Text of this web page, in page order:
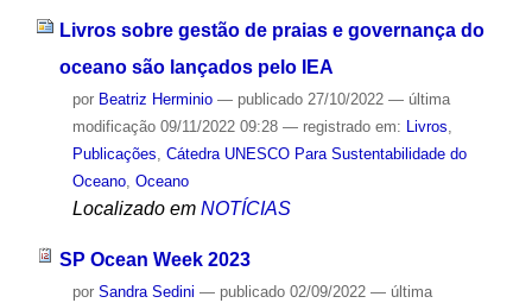
Livros sobre gestão de praias e governança do
oceano são lançados pelo IEA
por Beatriz Herminio — publicado27/10/2022 — última
modificação09/11/2022 09:28 — registrado em: Livros,
Publicações, Cátedra UNESCO Para Sustentabilidade do
Oceano, Oceano
Localizado em NOTÍCIAS
SP Ocean Week 2023
por Sandra Sedini — publicado02/09/2022 — última